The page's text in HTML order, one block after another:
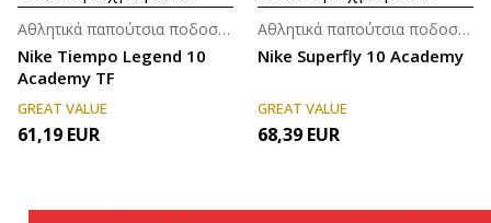
Nike Tiempo Legend 10
Academy TF
Αθλητικά παπούτσια ποδοσφαίρου για άνδρες
GREAT VALUE
61,19 EUR
Nike Superfly 10 Academy
Αθλητικά παπούτσια ποδοσφαίρου για άνδρες
GREAT VALUE
68,39 EUR